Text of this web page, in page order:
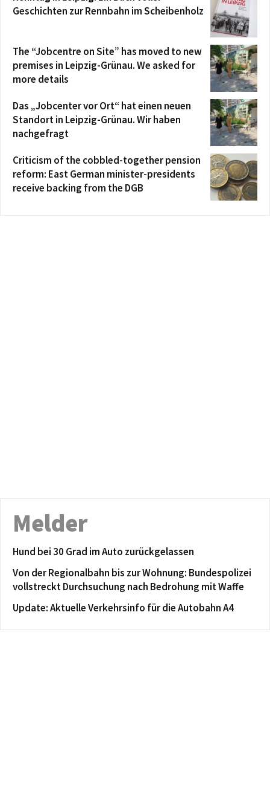
Geschichten zur Rennbahn im Scheibenholz
The “Jobcentre on Site” has moved to new
premises in Leipzig-Grünau. We asked for
more details
Das „Jobcenter vor Ort“ hat einen neuen
Standort in Leipzig-Grünau. Wir haben
nachgefragt
Criticism of the cobbled-together pension
reform: East German minister-presidents
receive backing from the DGB
Melder
Hund bei 30 Grad im Auto zurückgelassen
Von der Regionalbahn bis zur Wohnung: Bundespolizei
vollstreckt Durchsuchung nach Bedrohung mit Waffe
Update: Aktuelle Verkehrsinfo für die Autobahn A4